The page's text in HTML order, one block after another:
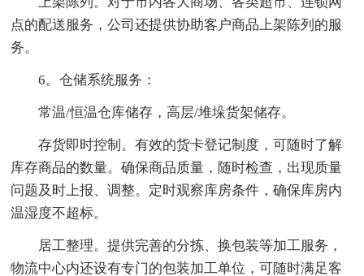
点的配送服务，公司还提供协助客户商品上架陈列的服
务。
6。仓储系统服务：
常温/恒温仓库储存，高层/堆垛货架储存。
存货即时控制。有效的货卡登记制度，可随时了解
库存商品的数量。确保商品质量，随时检查，出现质量
问题及时上报、调整。定时观察库房条件，确保库房内
温湿度不超标。
居工整理。提供完善的分拣、换包装等加工服务，
物流中心内还设有专门的包装加工单位，可随时满足客